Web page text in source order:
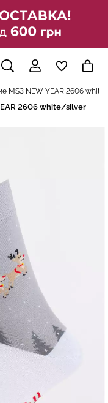
MS3 NEW YEAR 2606
2606 white/silver
с высокой
TRACKS 01
Giulia
549 грн.